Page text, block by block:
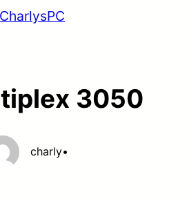
3050
charly•